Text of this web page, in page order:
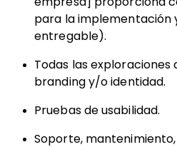
para la implementación
entregable).
Todas las exploraciones
branding y/o identidad.
Pruebas de usabilidad.
Soporte,